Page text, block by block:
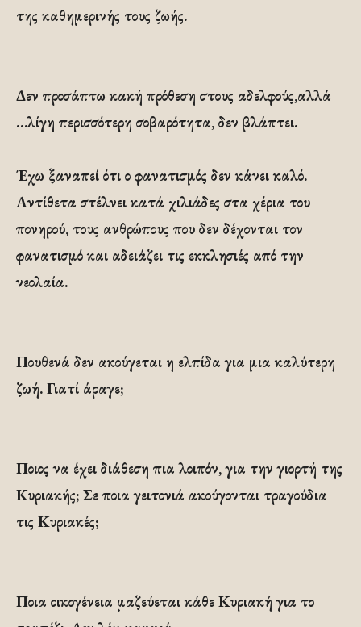
της καθημερινής τους ζωής.
Δεν προσάπτω κακή πρόθεση στους αδελφούς,αλλά
…λίγη περισσότερη σοβαρότητα, δεν βλάπτει.
Έχω ξαναπεί ότι ο φανατισμός δεν κάνει καλό.
Αντίθετα στέλνει κατά χιλιάδες στα χέρια του
πονηρού, τους ανθρώπους που δεν δέχονται τον
φανατισμό και αδειάζει τις εκκλησιές από την
νεολαία.
Πουθενά δεν ακούγεται η ελπίδα για μια καλύτερη
ζωή. Γιατί άραγε;
Ποιος να έχει διάθεση πια λοιπόν, για την γιορτή της
Κυριακής; Σε ποια γειτονιά ακούγονται τραγούδια
τις Κυριακές;
Ποια οικογένεια μαζεύεται κάθε Κυριακή για το